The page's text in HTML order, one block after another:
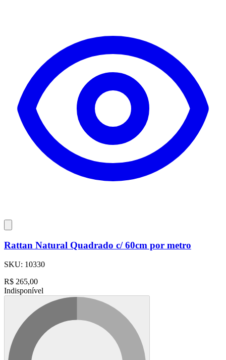
Rattan Natural Quadrado c/ 60cm por metro
SKU: 10330
R$ 265,00
Indisponível